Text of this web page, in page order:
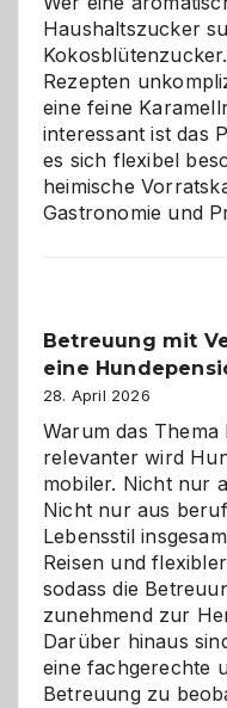
Haushaltszucker
Rezepten
eine feine
interessant ist das
es sich flexibel
heimische
Gastronomie und
Betreuung mit
eine
28. April 2026
Warum das
relevanter wird
mobiler. Nicht nur
Nicht nur aus
Lebensstil
Reisen und
sodass die
zunehmend zur
Darüber hinaus
eine fachgerechte
Betreuung zu